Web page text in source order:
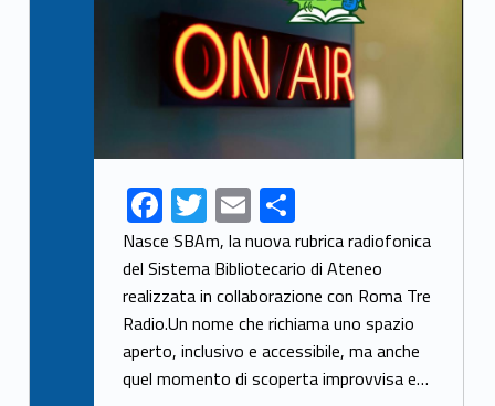
F
ac
e
b
o
o
T
w
itt
er
E
m
ai
l
S
h
ar
e
Nasce SBAm, la nuova rubrica radiofonica
del Sistema Bibliotecario di Ateneo
realizzata in collaborazione con Roma Tre
Radio.Un nome che richiama uno spazio
aperto, inclusivo e accessibile, ma anche
quel momento di scoperta improvvisa e…